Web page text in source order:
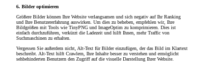
6. Bilder optimieren
Größere Bilder können Ihre Website verlangsamen und sich negativ auf Ihr Ranking
und Ihre Benutzererfahrung auswirken. Um dies zu beheben, empfehlen wir, Ihre
Bildgrößen mit Tools wie TinyPNG und ImageOptim zu komprimieren. Dies ist
einfach durchzuführen, verkürzt die Ladezeit und hilft Ihnen, mehr Traffic von
Suchmaschinen zu erhalten.
Vergessen Sie außerdem nicht, Alt-Text für Bilder einzufügen, der das Bild im Klartext
beschreibt. Alt-Text hilft Crawlern, Ihre Inhalte besser zu verstehen und ermöglicht
sehbehinderten Benutzern den Zugriff auf die visuelle Darstellung Ihrer Website.